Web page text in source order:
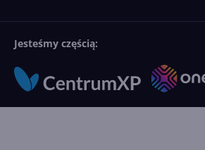
Jesteśmy częścią: